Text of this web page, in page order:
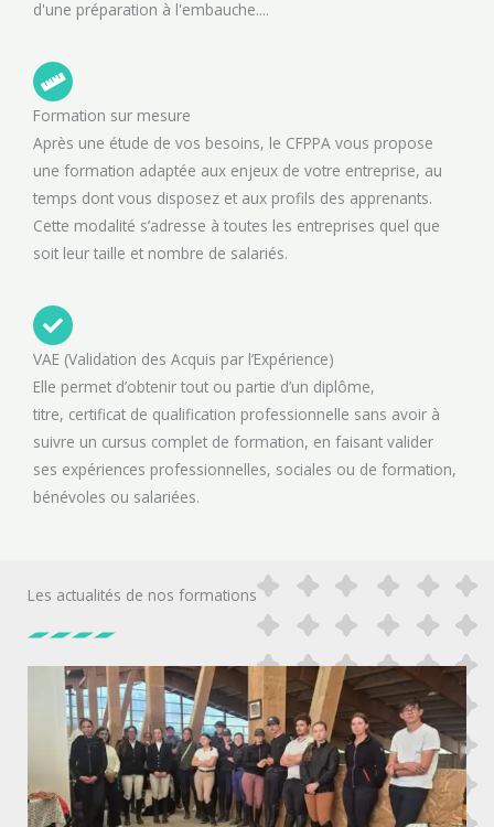
d'une préparation à l'embauche....
Formation sur mesure
Après une étude de vos besoins, le CFPPA vous propose
une formation adaptée aux enjeux de votre entreprise, au
temps dont vous disposez et aux profils des apprenants.
Cette modalité s’adresse à toutes les entreprises quel que
soit leur taille et nombre de salariés.
VAE (Validation des Acquis par l’Expérience)
Elle permet d’obtenir tout ou partie d’un diplôme,
titre, certificat de qualification professionnelle sans avoir à
suivre un cursus complet de formation, en faisant valider
ses expériences professionnelles, sociales ou de formation,
bénévoles ou salariées.
Les actualités de nos formations